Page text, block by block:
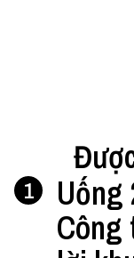
1
Uống
Công